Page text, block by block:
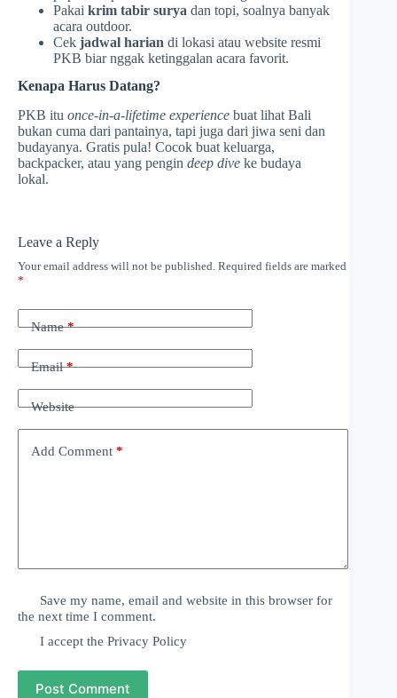
Pakai krim tabir surya dan topi, soalnya banyak
acara outdoor.
Cek jadwal harian di lokasi atau website resmi
PKB biar nggak ketinggalan acara favorit.
Kenapa Harus Datang?
PKB itu once-in-a-lifetime experience buat lihat Bali
bukan cuma dari pantainya, tapi juga dari jiwa seni dan
budayanya. Gratis pula! Cocok buat keluarga,
backpacker, atau yang pengin deep dive ke budaya
lokal.
Leave a Reply
Your email address will not be published. Required fields are marked
*
Name*
Email*
Website
Add Comment *
Save my name, email and website in this browser for
the next time I comment.
I accept thePrivacy Policy
Post Comment